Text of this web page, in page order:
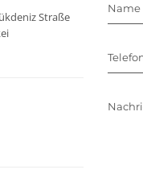
Straße
Name